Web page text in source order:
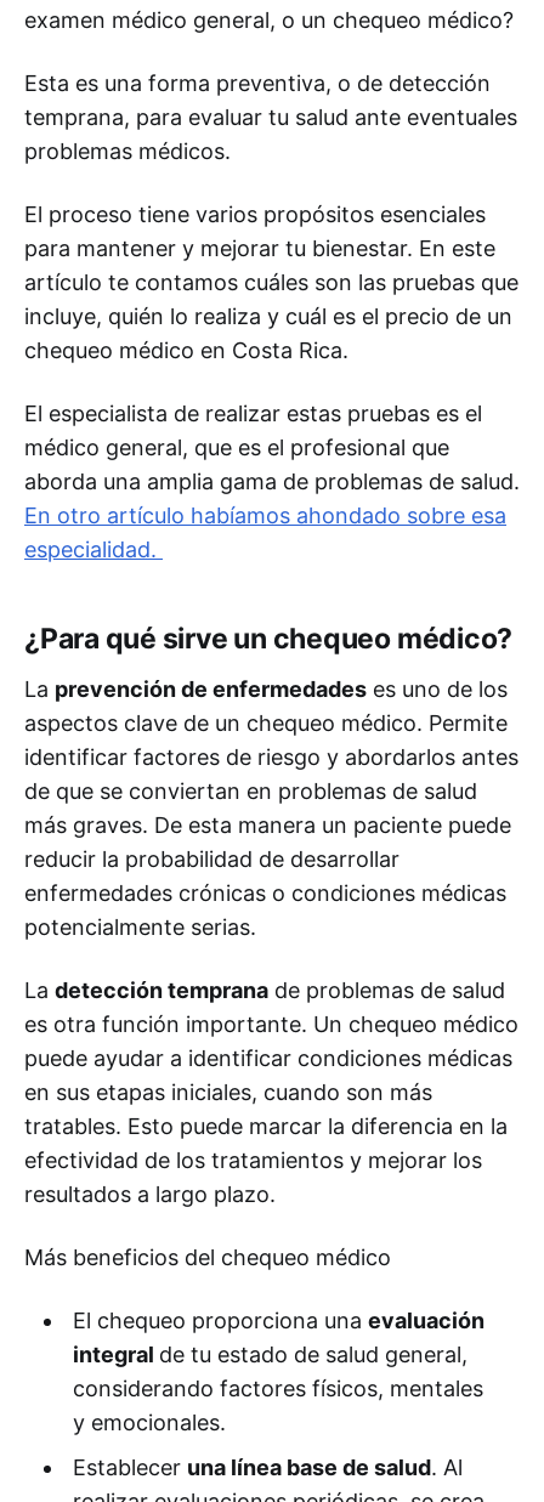
examen médico general, o un chequeo médico?
Esta es una forma preventiva, o de detección
temprana, para evaluar tu salud ante eventuales
problemas médicos.
El proceso tiene varios propósitos esenciales
para mantener y mejorar tu bienestar. En este
artículo te contamos cuáles son las pruebas que
incluye, quién lo realiza y cuál es el precio de un
chequeo médico en Costa Rica.
El especialista de realizar estas pruebas es el
médico general, que es el profesional que
aborda una amplia gama de problemas de salud.
En otro artículo habíamos ahondado sobre esa
especialidad.
¿Para qué sirve un chequeo médico?
La prevención de enfermedades es uno de los
aspectos clave de un chequeo médico. Permite
identificar factores de riesgo y abordarlos antes
de que se conviertan en problemas de salud
más graves. De esta manera un paciente puede
reducir la probabilidad de desarrollar
enfermedades crónicas o condiciones médicas
potencialmente serias.
La detección temprana de problemas de salud
es otra función importante. Un chequeo médico
puede ayudar a identificar condiciones médicas
en sus etapas iniciales, cuando son más
tratables. Esto puede marcar la diferencia en la
efectividad de los tratamientos y mejorar los
resultados a largo plazo.
Más beneficios del chequeo médico
El chequeo proporciona una evaluación
integral de tu estado de salud general,
considerando factores físicos, mentales
y emocionales.
Establecer una línea base de salud. Al